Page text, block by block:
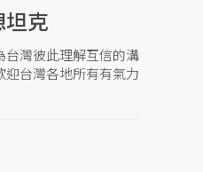
克
台灣彼此理解互信的溝
台灣各地所有有氣力